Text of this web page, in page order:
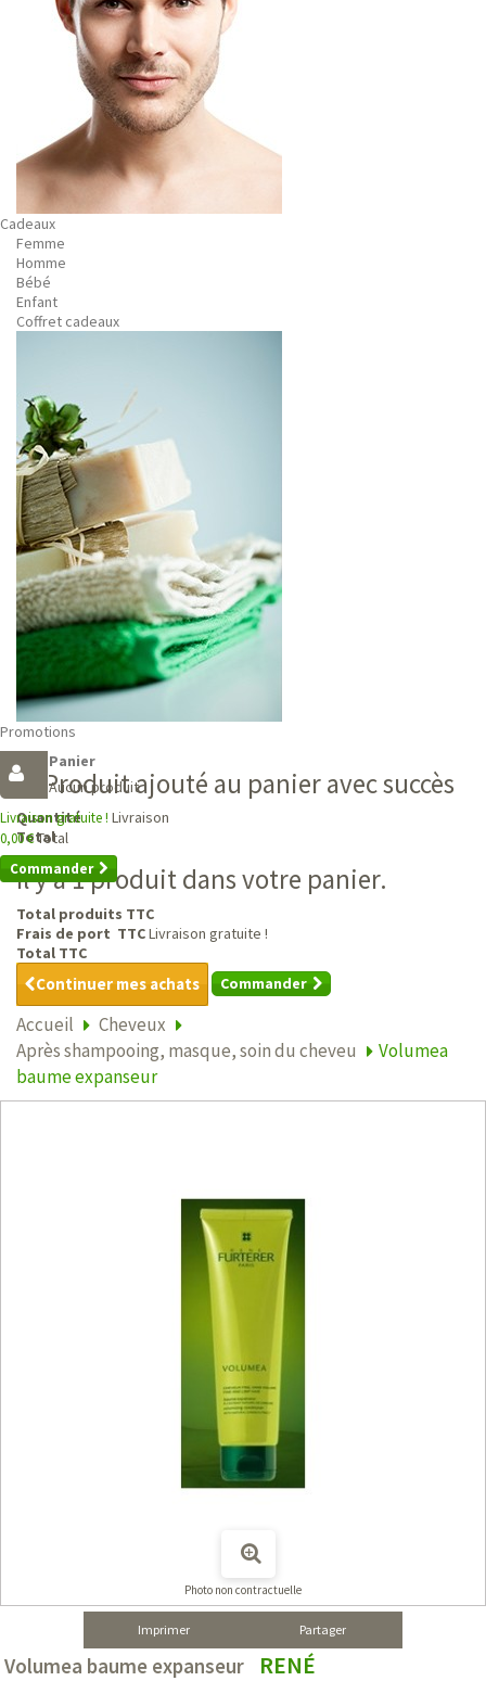
Cadeaux
Femme
Homme
Bébé
Enfant
Coffret cadeaux
Promotions
Panier
Aucun produit
Livraison gratuite ! Livraison
0,00 €Total
Commander
Produit ajouté au panier avec succès
Quantité
Total
Il y a 1 produit dans votre panier.
Total produits TTC
Frais de port TTCLivraison gratuite !
Total TTC
Continuer mes achats Commander
Accueil
Cheveux
Après shampooing, masque, soin du cheveu
Volumea
baume expanseur
Photo non contractuelle
Imprimer Partager
Volumea baume expanseur
RENÉ